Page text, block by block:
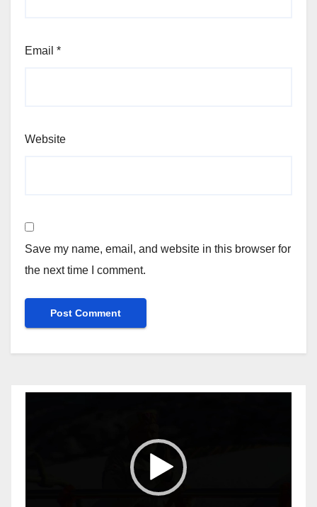
Email *
Website
Save my name, email, and website in this browser for
the next time I comment.